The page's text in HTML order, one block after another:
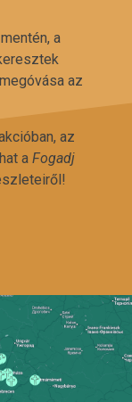
a
az
az
a Fogadj